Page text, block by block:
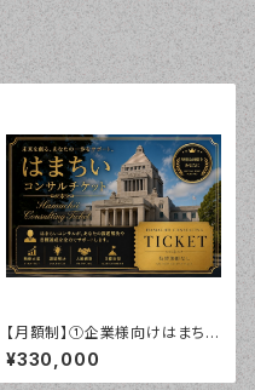
【月額制】①企業様向けはまちい
コンサルチケット
¥330,000